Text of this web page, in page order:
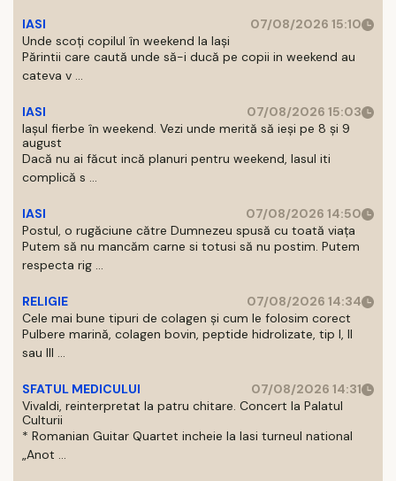
IASI
07/08/2026 15:10
Unde scoți copilul în weekend la Iași
Părintii care caută unde să-i ducă pe copii in weekend au
cateva v ...
IASI
07/08/2026 15:03
Iașul fierbe în weekend. Vezi unde merită să ieși pe 8 și 9
august
Dacă nu ai făcut incă planuri pentru weekend, Iasul iti
complică s ...
IASI
07/08/2026 14:50
Postul, o rugăciune către Dumnezeu spusă cu toată viața
Putem să nu mancăm carne si totusi să nu postim. Putem
respecta rig ...
RELIGIE
07/08/2026 14:34
Cele mai bune tipuri de colagen și cum le folosim corect
Pulbere marină, colagen bovin, peptide hidrolizate, tip I, II
sau III ...
SFATUL MEDICULUI
07/08/2026 14:31
Vivaldi, reinterpretat la patru chitare. Concert la Palatul
Culturii
* Romanian Guitar Quartet incheie la Iasi turneul national
„Anot ...